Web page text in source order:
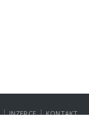
| INZERCE | KONTAKT